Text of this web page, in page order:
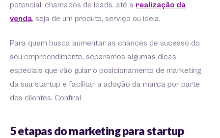
potencial, chamados de leads, até a realização da
venda, seja de um produto, serviço ou ideia.
Para quem busca aumentar as chances de sucesso do
seu empreendimento, separamos algumas dicas
especiais que vão guiar o posicionamento de marketing
da sua startup e facilitar a adoção da marca por parte
dos clientes. Confira!
5 etapas do marketing para startup